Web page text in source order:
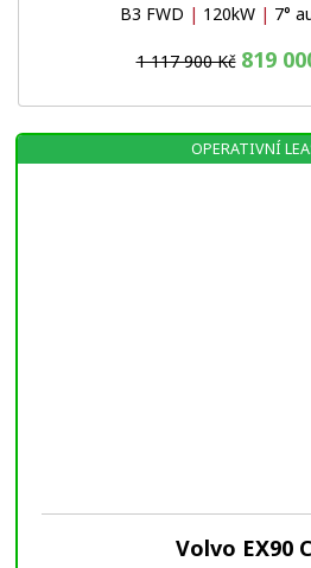
B3 FWD | 120kW | 7°
1 117 900 Kč 819
Volvo EX90
OPERATIVNÍ